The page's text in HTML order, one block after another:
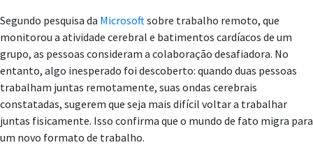
Segundo pesquisa da Microsoftsobre trabalho remoto, que
monitorou a atividade cerebral e batimentos cardíacos de um
grupo, as pessoas consideram a colaboração desafiadora. No
entanto, algo inesperado foi descoberto: quando duas pessoas
trabalham juntas remotamente, suas ondas cerebrais
constatadas, sugerem que seja mais difícil voltar a trabalhar
juntas fisicamente. Isso confirma que o mundo de fato migra para
um novo formato de trabalho.